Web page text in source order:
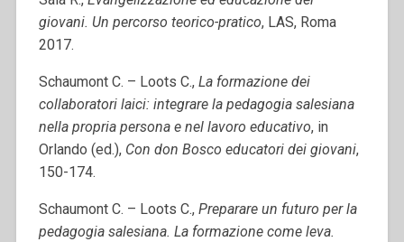
giovani. Un percorso teorico-pratico, LAS, Roma
2017.
Schaumont C. – Loots C., La formazione dei
collaboratori laici: integrare la pedagogia salesiana
nella propria persona e nel lavoro educativo, in
Orlando (ed.), Con don Bosco educatori dei giovani,
150-174.
Schaumont C. – Loots C.,Preparare un futuro per la
pedagogia salesiana. La formazione come leva.